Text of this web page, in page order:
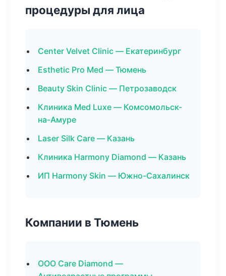
процедуры для лица
Center Velvet Clinic — Екатеринбург
Esthetic Pro Med — Тюмень
Beauty Skin Clinic — Петрозаводск
Клиника Med Luxe — Комсомольск-
на-Амуре
Laser Silk Care — Казань
Клиника Harmony Diamond — Казань
ИП Harmony Skin — Южно-Сахалинск
Компании в Тюмень
ООО Care Diamond —